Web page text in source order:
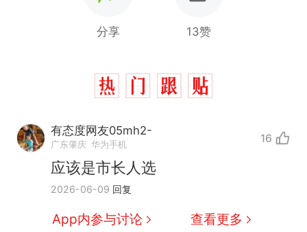
分享 13赞
有态度网友05mh2-
广东肇庆 华为手机 16
应该是市长人选
2026-06-09 回复
App内参与讨论 查看更多